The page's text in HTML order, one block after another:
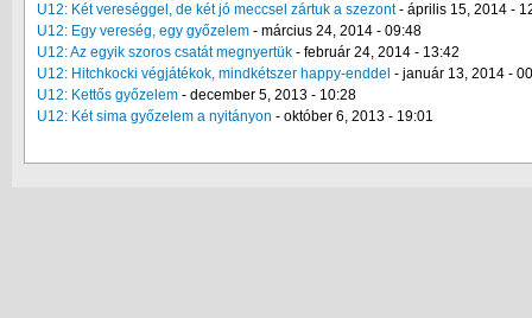
U12: Két vereséggel, de két jó meccsel zártuk a szezont - április 15, 2014 -
U12: Egy vereség, egy győzelem - március 24, 2014 - 09:48
U12: Az egyik szoros csatát megnyertük - február 24, 2014 - 13:42
U12: Hitchkocki végjátékok, mindkétszer happy-enddel - január 13, 2014 -
U12: Kettős győzelem - december 5, 2013 - 10:28
U12: Két sima győzelem a nyitányon - október 6, 2013 - 19:01